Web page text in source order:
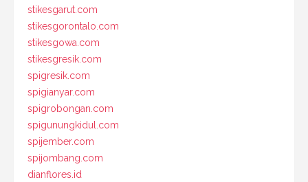
stikesgarut.com
stikesgorontalo.com
stikesgowa.com
stikesgresik.com
spigresik.com
spigianyar.com
spigrobongan.com
spigunungkidul.com
spijember.com
spijombang.com
dianflores.id